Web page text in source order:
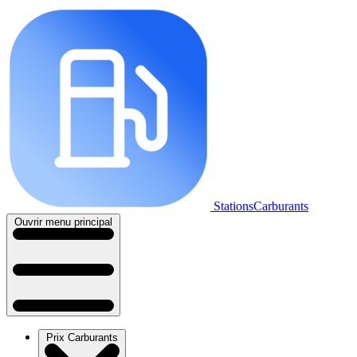
StationsCarburants
Ouvrir menu principal
Prix Carburants